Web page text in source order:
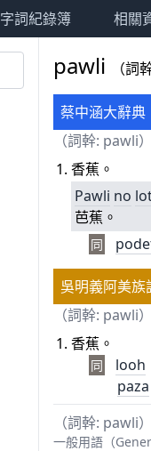
字詞紀錄簿 相關
pawli （詞
蔡中涵大辭典
（詞幹: pawli）
香蕉。
Pawli no
芭蕉。
同
吳明義阿美族
（詞幹: pawli）
香蕉。
同
looh
paza
（詞幹: pawli）
一般用語（